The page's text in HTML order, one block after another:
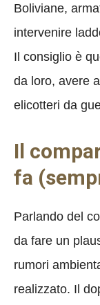
Boliviane,
intervenire
Il consiglio è
da loro, avere
elicotteri da
Il
fa
Parlando del
da fare un
rumori
realizzato. Il